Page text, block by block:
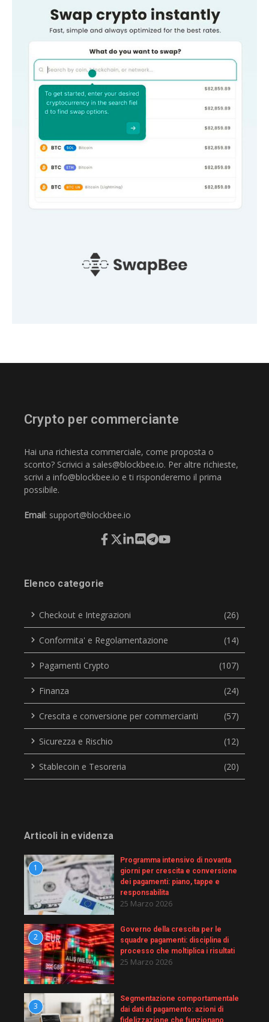
Crypto per commerciante
Hai una richiesta commerciale, come proposta o
sconto? Scrivici a sales@blockbee.io. Per altre richieste,
scrivi a info@blockbee.io e ti risponderemo il prima
possibile.
Email: support@blockbee.io
Elenco categorie
Checkout e Integrazioni (26)
Conformita' e Regolamentazione (14)
Pagamenti Crypto (107)
Finanza (24)
Crescita e conversione per commercianti (57)
Sicurezza e Rischio (12)
Stablecoin e Tesoreria (20)
Articoli in evidenza
1
Programma intensivo di novanta
giorni per crescita e conversione
dei pagamenti: piano, tappe e
responsabilita
25 Marzo 2026
2
Governo della crescita per le
squadre pagamenti: disciplina di
processo che moltiplica i risultati
25 Marzo 2026
3
Segmentazione comportamentale
dai dati di pagamento: azioni di
fidelizzazione che funzionano